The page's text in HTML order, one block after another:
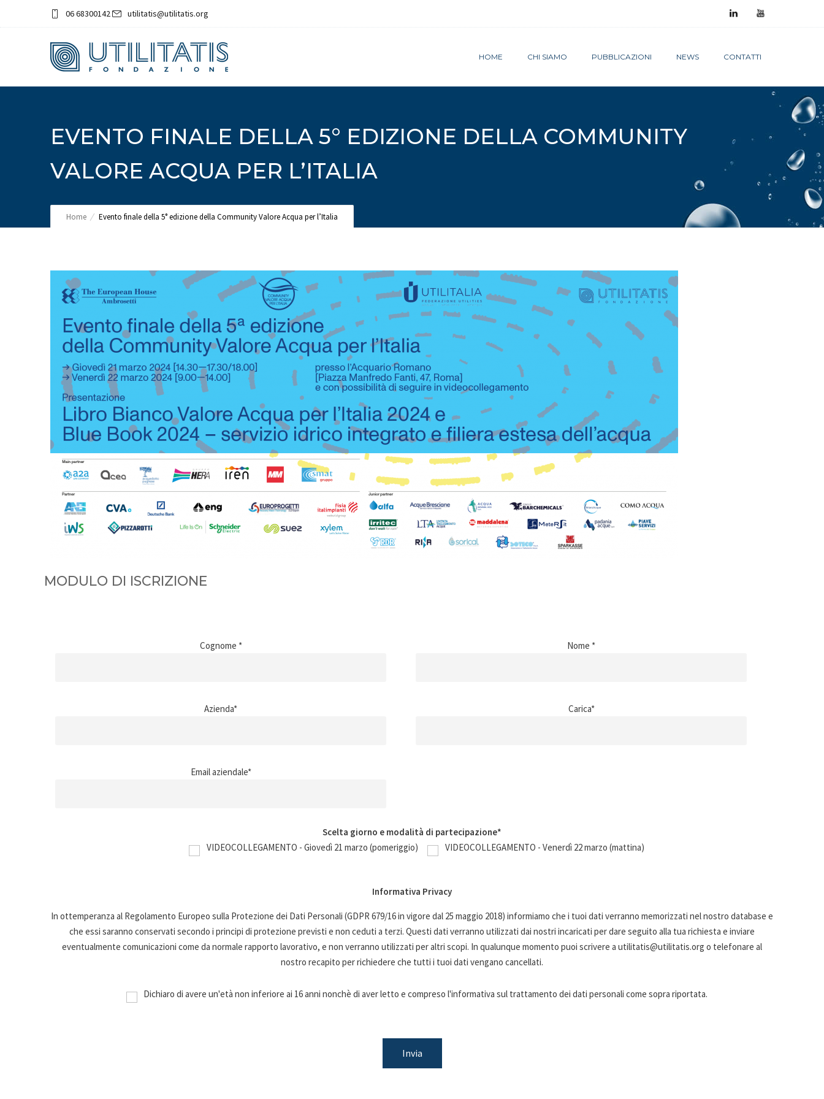
06 68300142 utilitatis@utilitatis.org
HOME CHI SIAMO PUBBLICAZIONI NEWS CONTATTI
EVENTO FINALE DELLA 5° EDIZIONE DELLA COMMUNITY
VALORE ACQUA PER L’ITALIA
Home Evento finale della 5° edizione della Community Valore Acqua per l’Italia
MODULO DI ISCRIZIONE
Cognome * Nome *
Azienda* Carica*
Email aziendale*
Scelta giorno e modalità di partecipazione*
VIDEOCOLLEGAMENTO - Giovedì 21 marzo (pomeriggio)
VIDEOCOLLEGAMENTO - Venerdì 22 marzo (mattina)
Informativa Privacy
In ottemperanza al Regolamento Europeo sulla Protezione dei Dati Personali (GDPR 679/16 in vigore dal 25 maggio 2018) informiamo che i tuoi dati verranno memorizzati nel nostro database e
che essi saranno conservati secondo i principi di protezione previsti e non ceduti a terzi. Questi dati verranno utilizzati dai nostri incaricati per dare seguito alla tua richiesta e inviare
eventualmente comunicazioni come da normale rapporto lavorativo, e non verranno utilizzati per altri scopi. In qualunque momento puoi scrivere a utilitatis@utilitatis.org o telefonare al
nostro recapito per richiedere che tutti i tuoi dati vengano cancellati.
Dichiaro di avere un'età non inferiore ai 16 anni nonchè di aver letto e compreso l'informativa sul trattamento dei dati personali come sopra riportata.